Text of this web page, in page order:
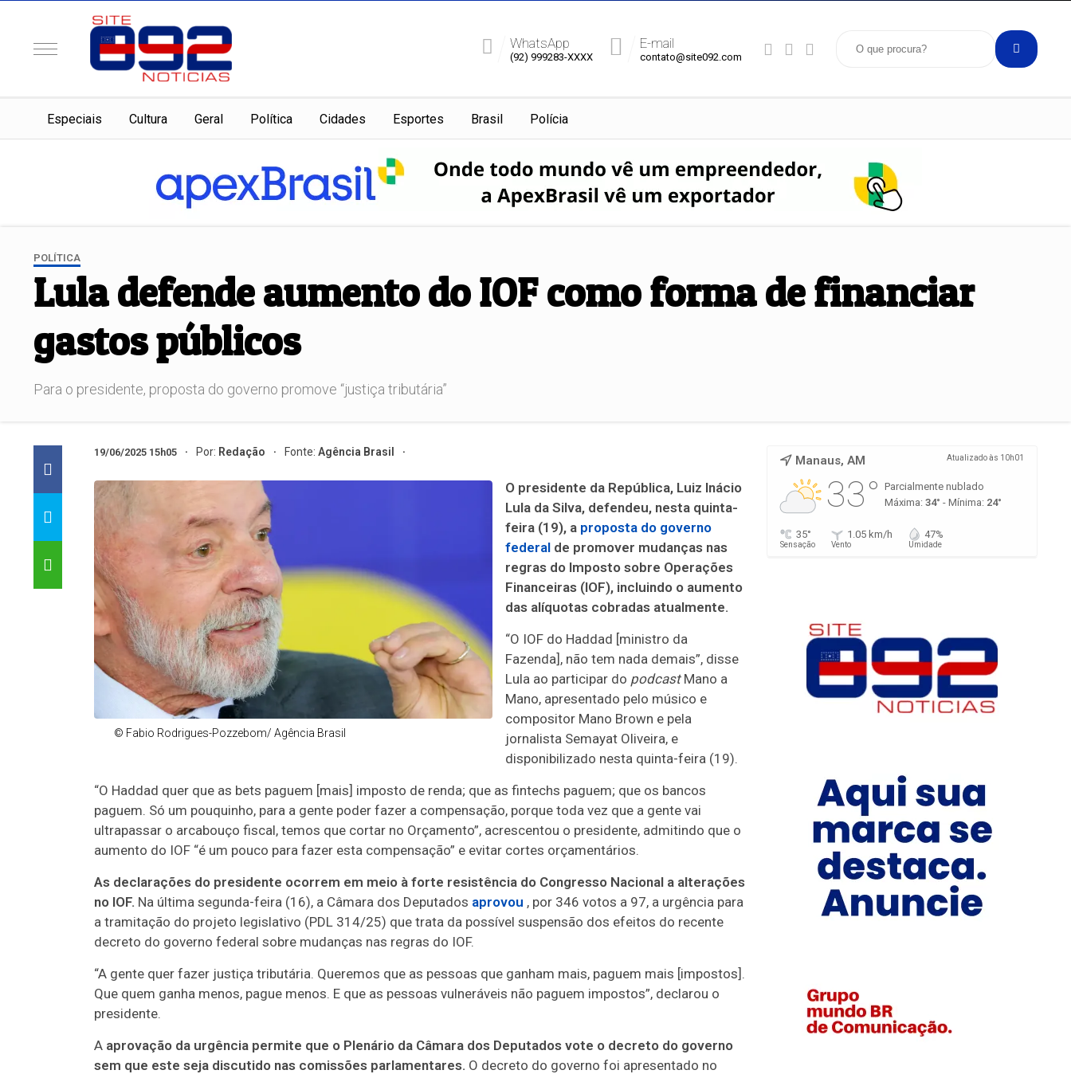
E-mail
contato@site092.com
WhatsApp
(92) 999283-XXXX
Especiais Cultura Geral Política Cidades Esportes Brasil Polícia
POLÍTICA
Lula defende aumento do IOF como forma de financiar
gastos públicos
Para o presidente, proposta do governo promove “justiça tributária”
19/06/2025 15h05 Por: Redação Fonte: Agência Brasil
© Fabio Rodrigues-Pozzebom/ Agência Brasil
O presidente da República, Luiz Inácio
Lula da Silva, defendeu, nesta quinta-
feira (19), a proposta do governo
federalde promover mudanças nas
regras do Imposto sobre Operações
Financeiras (IOF), incluindo o aumento
das alíquotas cobradas atualmente.
“O IOF do Haddad [ministro da
Fazenda], não tem nada demais”, disse
Lula ao participar do podcastMano a
Mano, apresentado pelo músico e
compositor Mano Brown e pela
jornalista Semayat Oliveira, e
disponibilizado nesta quinta-feira (19).
“O Haddad quer que as bets paguem [mais] imposto de renda; que as fintechs paguem; que os bancos
paguem. Só um pouquinho, para a gente poder fazer a compensação, porque toda vez que a gente vai
ultrapassar o arcabouço fiscal, temos que cortar no Orçamento”, acrescentou o presidente, admitindo que o
aumento do IOF “é um pouco para fazer esta compensação” e evitar cortes orçamentários.
As declarações do presidente ocorrem em meio à forte resistência do Congresso Nacional a alterações
no IOF. Na última segunda-feira (16), a Câmara dos Deputados aprovou , por 346 votos a 97, a urgência para
a tramitação do projeto legislativo (PDL 314/25) que trata da possível suspensão dos efeitos do recente
decreto do governo federal sobre mudanças nas regras do IOF.
“A gente quer fazer justiça tributária. Queremos que as pessoas que ganham mais, paguem mais [impostos].
Que quem ganha menos, pague menos. E que as pessoas vulneráveis não paguem impostos”, declarou o
presidente.
A aprovação da urgência permite que o Plenário da Câmara dos Deputados vote o decreto do governo
sem que este seja discutido nas comissões parlamentares. O decreto do governo foi apresentado no
Manaus, AM Atualizado às 10h01
33°
Parcialmente nublado
Máxima:34° - Mínima: 24°
35°
Sensação
1.05 km/h
Vento
47%
Umidade